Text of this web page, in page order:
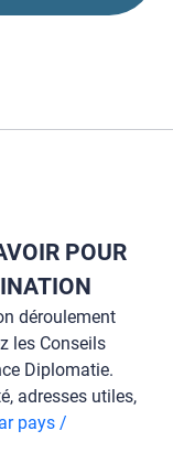
POUR
déroulement
les Conseils
Diplomatie.
adresses utiles,
pays /